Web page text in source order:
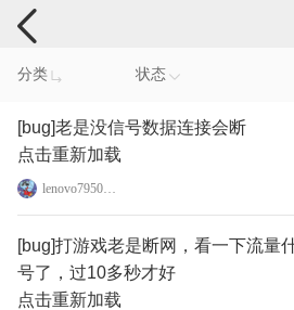
手机反馈
分类 状态
[bug]老是没信号数据连接会断
点击重新加载
lenovo79500566
[bug]打游戏老是断网，看一下流量
号了，过10多秒才好
点击重新加载